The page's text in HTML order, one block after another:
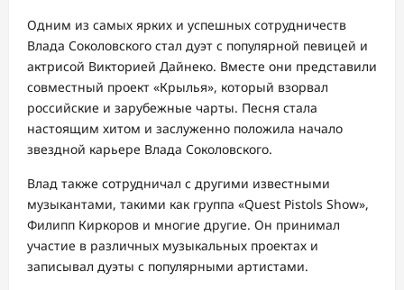
Одним из самых ярких и успешных сотрудничеств
Влада Соколовского стал дуэт с популярной певицей и
актрисой Викторией Дайнеко. Вместе они представили
совместный проект «Крылья», который взорвал
российские и зарубежные чарты. Песня стала
настоящим хитом и заслуженно положила начало
звездной карьере Влада Соколовского.
Влад также сотрудничал с другими известными
музыкантами, такими как группа «Quest Pistols Show»,
Филипп Киркоров и многие другие. Он принимал
участие в различных музыкальных проектах и
записывал дуэты с популярными артистами.